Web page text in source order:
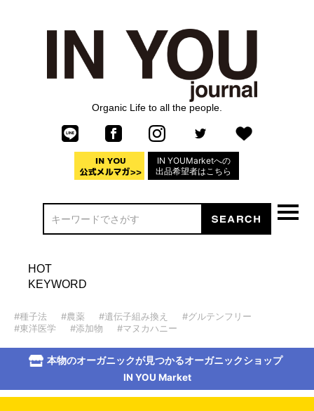
Organic Life to all the people.
IN YOUMarketへの
出品希望者はこちら
HOT
KEYWORD
#種子法 #農薬 #遺伝子組み換え
#グルテンフリー
#東洋医学
#添加物 #マヌカハニー
本物のオーガニックが見つかるオーガニックショップ
IN YOU Market